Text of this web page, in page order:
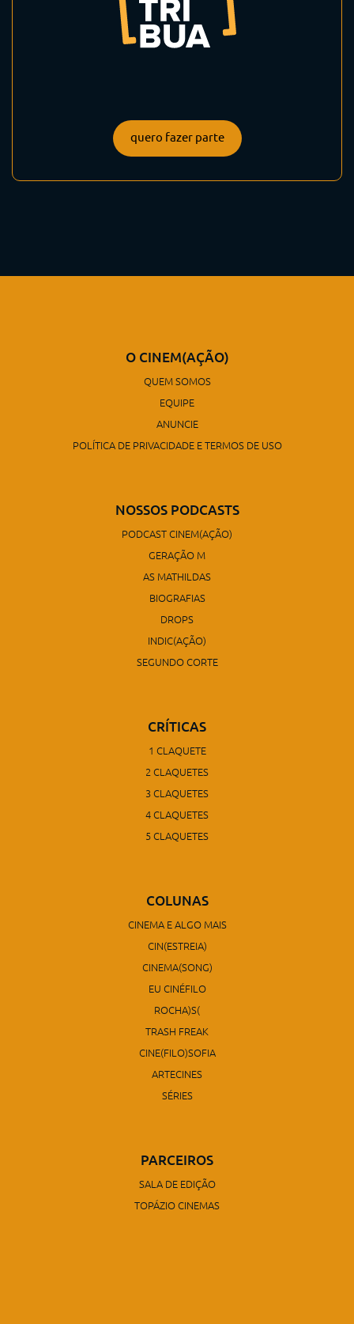
quero fazer parte
O CINEM(AÇÃO)
QUEM SOMOS
EQUIPE
ANUNCIE
POLÍTICA DE PRIVACIDADE E TERMOS DE USO
NOSSOS PODCASTS
PODCAST CINEM(AÇÃO)
GERAÇÃO M
AS MATHILDAS
BIOGRAFIAS
DROPS
INDIC(AÇÃO)
SEGUNDO CORTE
CRÍTICAS
1 CLAQUETE
2 CLAQUETES
3 CLAQUETES
4 CLAQUETES
5 CLAQUETES
COLUNAS
CINEMA E ALGO MAIS
CIN(ESTREIA)
CINEMA(SONG)
EU CINÉFILO
ROCHA)S(
TRASH FREAK
CINE(FILO)SOFIA
ARTECINES
SÉRIES
PARCEIROS
SALA DE EDIÇÃO
TOPÁZIO CINEMAS